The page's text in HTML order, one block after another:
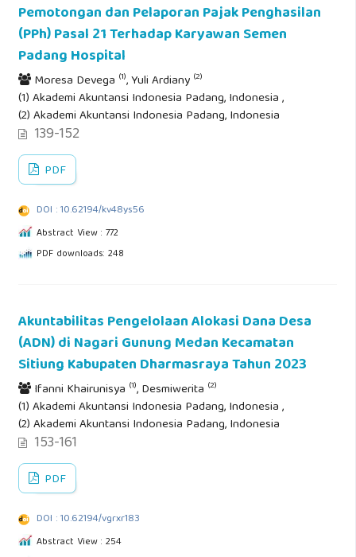
Pemotongan dan Pelaporan Pajak Penghasilan
(PPh) Pasal 21 Terhadap Karyawan Semen
Padang Hospital
Moresa Devega (1), Yuli Ardiany (2)
(1) Akademi Akuntansi Indonesia Padang, Indonesia ,
(2) Akademi Akuntansi Indonesia Padang, Indonesia
139-152
PDF
DOI : 10.62194/kv48ys56
Abstract View : 772
PDF downloads: 248
Akuntabilitas Pengelolaan Alokasi Dana Desa
(ADN) di Nagari Gunung Medan Kecamatan
Sitiung Kabupaten Dharmasraya Tahun 2023
Ifanni Khairunisya (1), Desmiwerita (2)
(1) Akademi Akuntansi Indonesia Padang, Indonesia ,
(2) Akademi Akuntansi Indonesia Padang, Indonesia
153-161
PDF
DOI : 10.62194/vgrxr183
Abstract View : 254